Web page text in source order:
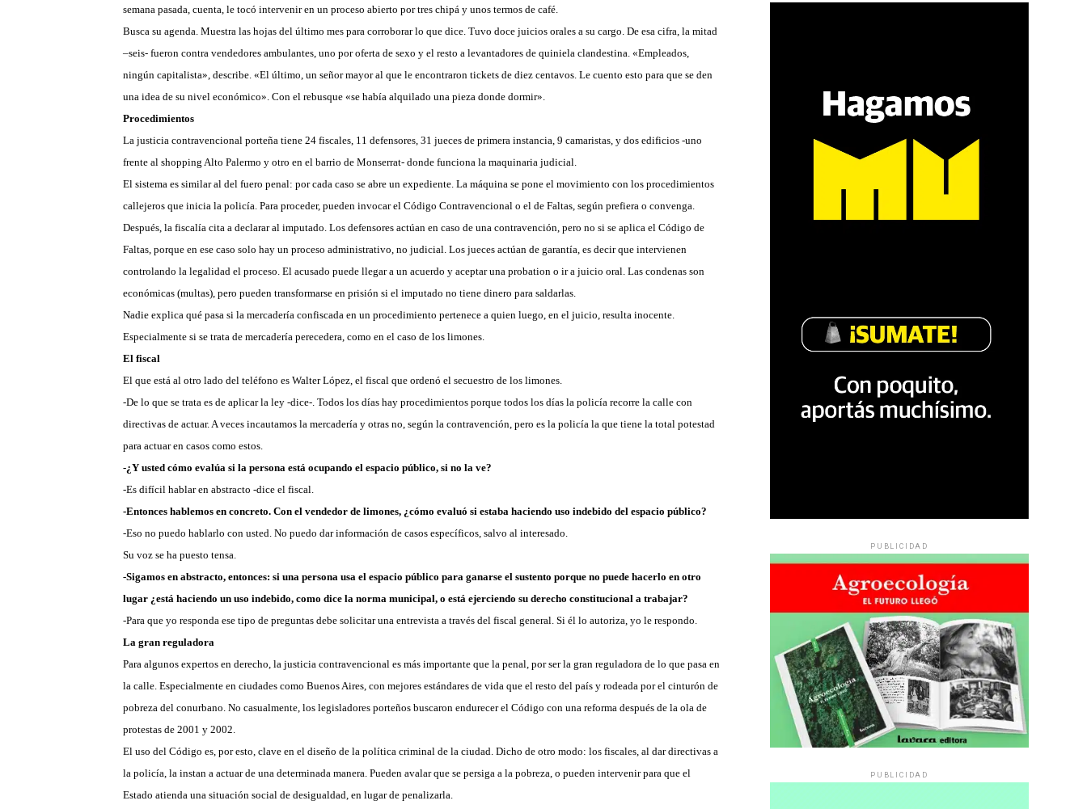
semana pasada, cuenta, le tocó intervenir en un proceso abierto por tres chipá y unos termos de café.
Busca su agenda. Muestra las hojas del último mes para corroborar lo que dice. Tuvo doce juicios orales a su cargo. De esa cifra, la mitad
–seis- fueron contra vendedores ambulantes, uno por oferta de sexo y el resto a levantadores de quiniela clandestina. «Empleados,
ningún capitalista», describe. «El último, un señor mayor al que le encontraron tickets de diez centavos. Le cuento esto para que se den
una idea de su nivel económico». Con el rebusque «se había alquilado una pieza donde dormir».
Procedimientos
La justicia contravencional porteña tiene 24 fiscales, 11 defensores, 31 jueces de primera instancia, 9 camaristas, y dos edificios -uno
frente al shopping Alto Palermo y otro en el barrio de Monserrat- donde funciona la maquinaria judicial.
El sistema es similar al del fuero penal: por cada caso se abre un expediente. La máquina se pone el movimiento con los procedimientos
callejeros que inicia la policía. Para proceder, pueden invocar el Código Contravencional o el de Faltas, según prefiera o convenga.
Después, la fiscalía cita a declarar al imputado. Los defensores actúan en caso de una contravención, pero no si se aplica el Código de
Faltas, porque en ese caso solo hay un proceso administrativo, no judicial. Los jueces actúan de garantía, es decir que intervienen
controlando la legalidad el proceso. El acusado puede llegar a un acuerdo y aceptar una probation o ir a juicio oral. Las condenas son
económicas (multas), pero pueden transformarse en prisión si el imputado no tiene dinero para saldarlas.
Nadie explica qué pasa si la mercadería confiscada en un procedimiento pertenece a quien luego, en el juicio, resulta inocente.
Especialmente si se trata de mercadería perecedera, como en el caso de los limones.
El fiscal
El que está al otro lado del teléfono es Walter López, el fiscal que ordenó el secuestro de los limones.
-De lo que se trata es de aplicar la ley -dice-. Todos los días hay procedimientos porque todos los días la policía recorre la calle con
directivas de actuar. A veces incautamos la mercadería y otras no, según la contravención, pero es la policía la que tiene la total potestad
para actuar en casos como estos.
-¿Y usted cómo evalúa si la persona está ocupando el espacio público, si no la ve?
-Es difícil hablar en abstracto -dice el fiscal.
-Entonces hablemos en concreto. Con el vendedor de limones, ¿cómo evaluó si estaba haciendo uso indebido del espacio público?
-Eso no puedo hablarlo con usted. No puedo dar información de casos específicos, salvo al interesado.
Su voz se ha puesto tensa.
-Sigamos en abstracto, entonces: si una persona usa el espacio público para ganarse el sustento porque no puede hacerlo en otro
lugar ¿está haciendo un uso indebido, como dice la norma municipal, o está ejerciendo su derecho constitucional a trabajar?
-Para que yo responda ese tipo de preguntas debe solicitar una entrevista a través del fiscal general. Si él lo autoriza, yo le respondo.
La gran reguladora
Para algunos expertos en derecho, la justicia contravencional es más importante que la penal, por ser la gran reguladora de lo que pasa en
la calle. Especialmente en ciudades como Buenos Aires, con mejores estándares de vida que el resto del país y rodeada por el cinturón de
pobreza del conurbano. No casualmente, los legisladores porteños buscaron endurecer el Código con una reforma después de la ola de
protestas de 2001 y 2002.
El uso del Código es, por esto, clave en el diseño de la política criminal de la ciudad. Dicho de otro modo: los fiscales, al dar directivas a
la policía, la instan a actuar de una determinada manera. Pueden avalar que se persiga a la pobreza, o pueden intervenir para que el
Estado atienda una situación social de desigualdad, en lugar de penalizarla.
PUBLICIDAD
PUBLICIDAD